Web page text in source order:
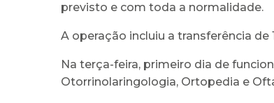
previsto e com toda a normalidade.
A operação incluiu a transferência
Na terça-feira, primeiro dia de
Otorrinolaringologia, Ortopedia e